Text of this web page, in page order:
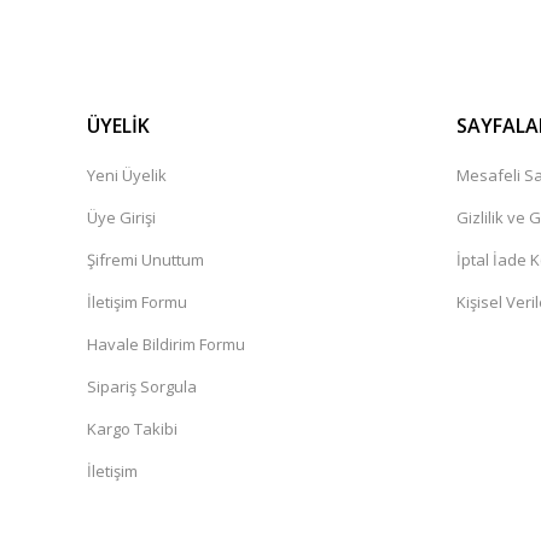
ÜYELİK
Yeni Üyelik
Üye Girişi
Şifremi Unuttum
İletişim Formu
Havale Bildirim Formu
Sipariş Sorgula
Kargo Takibi
İletişim
Mesafeli
Gizlilik ve
İptal İade
Kişisel